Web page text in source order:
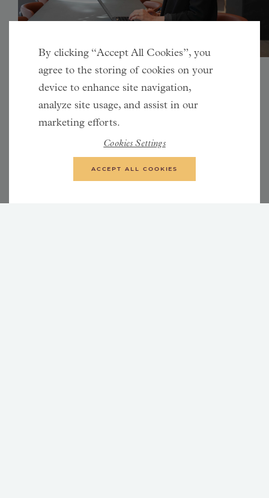
Hur arbetar ni med företagskulturen?
Företagskulturen vägleder oss i beslut som gör att vi kan
arbeta med tydlig feedback och få ett effektivt arbete.
Den ger oss ett försprång i kommunikationen internt,
och även med våra kunder. Vår företagskultur skapar
möjlighet för oss att vara framåtlutande och nyfikna så
By clicking “Accept All Cookies”, you
agree to the storing of cookies on your
device to enhance site navigation,
analyze site usage, and assist in our
marketing efforts.
Cookies Settings
ACCEPT ALL COOKIES